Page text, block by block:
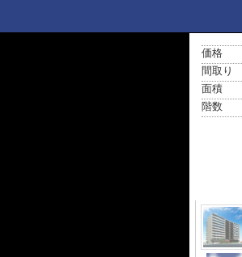
価格
間取り
面積
階数